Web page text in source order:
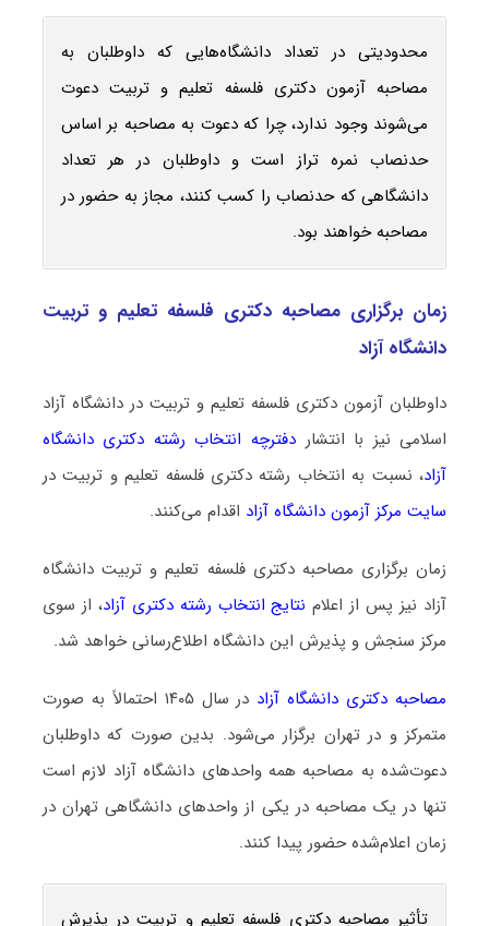
محدودیتی در تعداد دانشگاه‌هایی که داوطلبان به
مصاحبه آزمون دکتری فلسفه تعلیم و تربیت دعوت
می‌شوند وجود ندارد، چرا که دعوت به مصاحبه بر اساس
حدنصاب نمره تراز است و داوطلبان در هر تعداد
دانشگاهی که حدنصاب را کسب کنند، مجاز به حضور در
مصاحبه خواهند بود.
زمان برگزاری مصاحبه دکتری فلسفه تعلیم و تربیت
دانشگاه آزاد
داوطلبان آزمون دکتری فلسفه تعلیم و تربیت در دانشگاه آزاد
اسلامی نیز با انتشار دفترچه انتخاب رشته دکتری دانشگاه
آزاد، نسبت به انتخاب رشته دکتری فلسفه تعلیم و تربیت در
سایت مرکز آزمون دانشگاه آزاد اقدام می‌کنند.
زمان برگزاری مصاحبه دکتری فلسفه تعلیم و تربیت دانشگاه
آزاد نیز پس از اعلام نتایج انتخاب رشته دکتری آزاد، از سوی
مرکز سنجش و پذیرش این دانشگاه اطلاع‌رسانی خواهد شد.
مصاحبه دکتری دانشگاه آزاد
در سال ۱۴۰۵ احتمالاً به صورت
متمرکز و در تهران برگزار می‌شود. بدین صورت که داوطلبان
دعوت‌شده به مصاحبه همه واحدهای دانشگاه آزاد لازم است
تنها در یک مصاحبه در یکی از واحدهای دانشگاهی تهران در
زمان اعلام‌شده حضور پیدا کنند.
تأثیر مصاحبه دکتری فلسفه تعلیم و تربیت در پذیرش